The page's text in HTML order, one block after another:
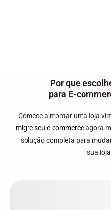
Por que
para E-
Comece a montar uma loja
migre seu e-commerceagora
solução completa para
sua